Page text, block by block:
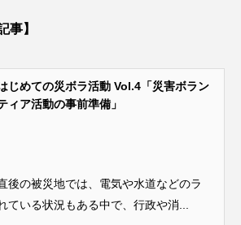
事】
じめての災ボラ活動 Vol.4「災害ボラン
ィア活動の事前準備」
後の被災地では、電気や水道などのラ
ている状況もある中で、行政や消...